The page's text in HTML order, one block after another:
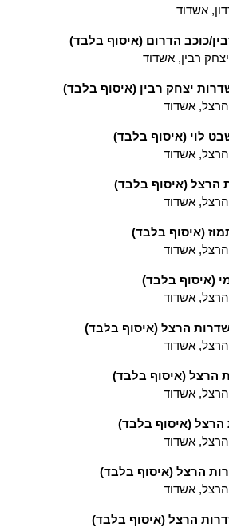
כוכב הדרום (איסוף בלבד)
יצחק רבין (איסוף בלבד)
לוי (איסוף בלבד)
הרצל (איסוף בלבד)
(איסוף בלבד)
(איסוף בלבד)
הרצל (איסוף בלבד)
הרצל (איסוף בלבד)
הרצל (איסוף בלבד)
הרצל (איסוף בלבד)
הרצל (איסוף בלבד)